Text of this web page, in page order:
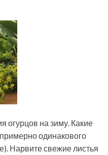
огурцов на зиму. Какие
одинакового
Нарвите свежие листья